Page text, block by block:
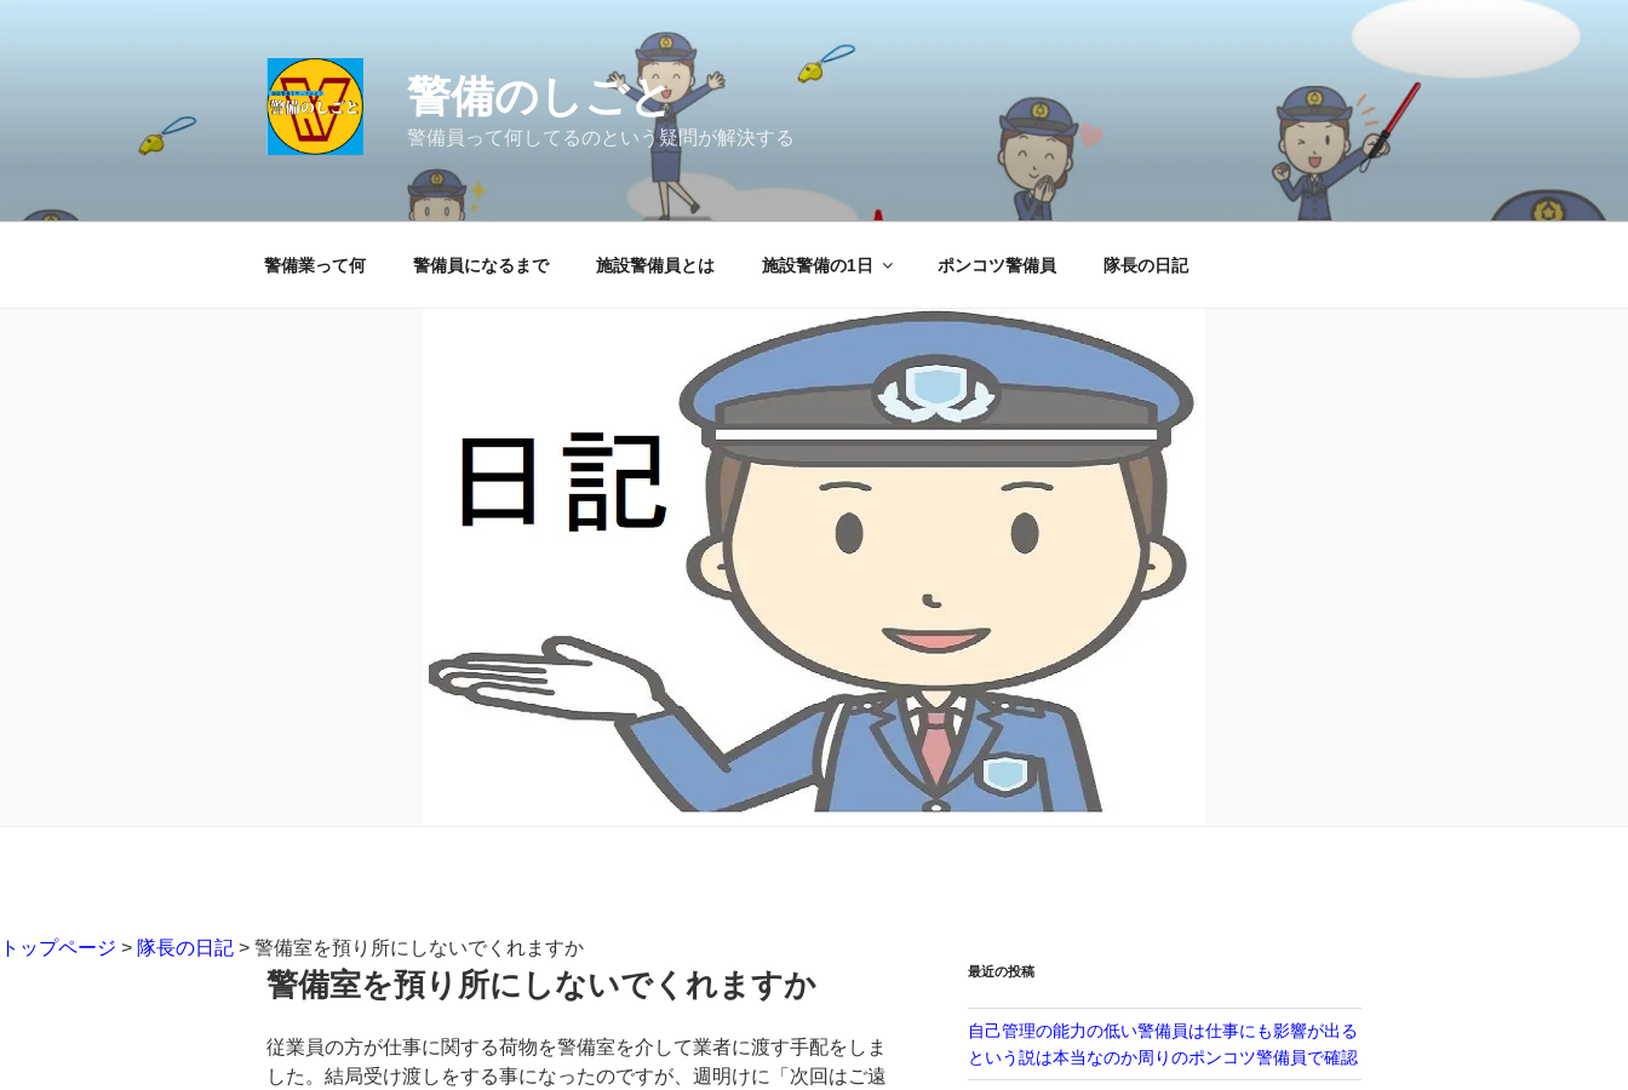
キ
警備のしごと
警備員って何してるのという疑問が解決する
警備業って何 警備員になるまで 施設警備員とは 施設警備の1日 ポンコツ警備員 隊長の日記
トップページ > 隊長の日記 > 警備室を預り所にしないでくれますか
警備室を預り所にしないでくれますか
従業員の方が仕事に関する荷物を警備室を介して業者に渡す手配をしま
した。結局受け渡しをする事になったのですが、週明けに「次回はご遠
最近の投稿
自己管理の能力の低い警備員は仕事にも影響が出る
という説は本当なのか周りのポンコツ警備員で確認